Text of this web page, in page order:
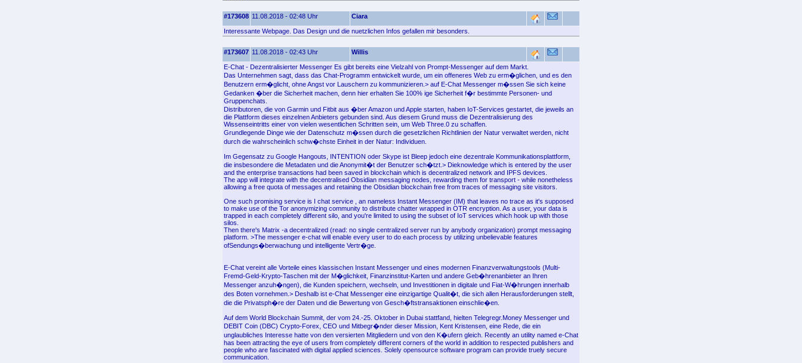
#173608 11.08.2018 - 02:48 Uhr Ciara
Interessante Webpage. Das Design und die nuetzlichen Infos gefallen mir besonders.
#173607 11.08.2018 - 02:43 Uhr Willis
E-Chat - Dezentralisierter Messenger Es gibt bereits eine Vielzahl von Prompt-Messenger auf dem Markt.
Das Unternehmen sagt, dass das Chat-Programm entwickelt wurde, um ein offeneres Web zu erm�glichen, und es den
Benutzern erm�glicht, ohne Angst vor Lauschern zu kommunizieren.> auf E-Chat Messenger m�ssen Sie sich keine
Gedanken �ber die Sicherheit machen, denn hier erhalten Sie 100% ige Sicherheit f�r bestimmte Personen- und
Gruppenchats.
Distributoren, die von Garmin und Fitbit aus �ber Amazon und Apple starten, haben IoT-Services gestartet, die jeweils an
die Plattform dieses einzelnen Anbieters gebunden sind. Aus diesem Grund muss die Dezentralisierung des
Wissenseintritts einer von vielen wesentlichen Schritten sein, um Web Three.0 zu schaffen.
Grundlegende Dinge wie der Datenschutz m�ssen durch die gesetzlichen Richtlinien der Natur verwaltet werden, nicht
durch die wahrscheinlich schw�chste Einheit in der Natur: Individuen.
Im Gegensatz zu Google Hangouts, INTENTION oder Skype ist Bleep jedoch eine dezentrale Kommunikationsplattform,
die insbesondere die Metadaten und die Anonymit�t der Benutzer sch�tzt.> Dieknowledge which is entered by the user
and the enterprise transactions had been saved in blockchain which is decentralized network and IPFS devices.
The app will integrate with the decentralised Obsidian messaging nodes, rewarding them for transport - while nonetheless
allowing a free quota of messages and retaining the Obsidian blockchain free from traces of messaging site visitors.
One such promising service is I chat service , an nameless Instant Messenger (IM) that leaves no trace as it's supposed
to make use of the Tor anonymizing community to distribute chatter wrapped in OTR encryption. As a user, your data is
trapped in each completely different silo, and you're limited to using the subset of IoT services which hook up with those
silos.
Then there's Matrix -a decentralized (read: no single centralized server run by anybody organization) prompt messaging
platform. >The messenger e-chat will enable every user to do each process by utilizing unbelievable features
ofSendungs�berwachung und intelligente Vertr�ge.
E-Chat vereint alle Vorteile eines klassischen Instant Messenger und eines modernen Finanzverwaltungstools (Multi-
Fremd-Geld-Krypto-Taschen mit der M�glichkeit, Finanzinstitut-Karten und andere Geb�hrenanbieter an Ihren
Messenger anzuh�ngen), die Kunden speichern, wechseln, und Investitionen in digitale und Fiat-W�hrungen innerhalb
des Boten vornehmen.> Deshalb ist e-Chat Messenger eine einzigartige Qualit�t, die sich allen Herausforderungen stellt,
die die Privatsph�re der Daten und die Bewertung von Gesch�ftstransaktionen einschlie�en.
Auf dem World Blockchain Summit, der vom 24.-25. Oktober in Dubai stattfand, hielten Telegregr.Money Messenger und
DEBIT Coin (DBC) Crypto-Forex, CEO und Mitbegr�nder dieser Mission, Kent Kristensen, eine Rede, die ein
unglaubliches Interesse hatte von den versierten Mitgliedern und von den K�ufern gleich. Recently an utility named e-Chat
has been attracting the eye of users from completely different corners of the world in addition to respected publishers and
people who are fascinated with digital applied sciences. Solely opensource software program can provide truely secure
communication.